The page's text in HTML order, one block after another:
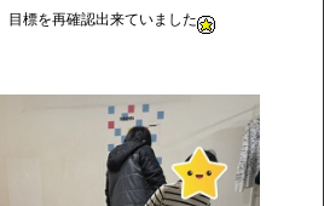
目標を再確認出来ていました